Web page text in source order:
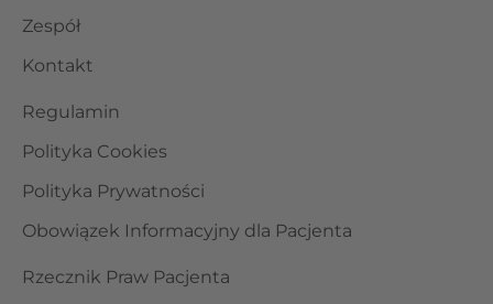
Zespół
Kontakt
Regulamin
Polityka Cookies
Polityka Prywatności
Obowiązek Informacyjny dla Pacjenta
Rzecznik Praw Pacjenta